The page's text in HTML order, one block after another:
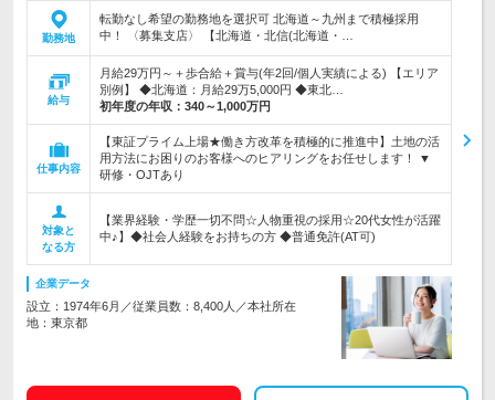
勤務地
転勤なし希望の勤務地を選択可 北海道～九州まで積極採用
中！ 〈募集支店〉 【北海道・北信(北海道・…
給与
月給29万円～＋歩合給＋賞与(年2回/個人実績による) 【エリア
別例】 ◆北海道：月給29万5,000円 ◆東北…
初年度の年収： 340～1,000万円
仕事内容
【東証プライム上場★働き方改革を積極的に推進中】土地の活
用方法にお困りのお客様へのヒアリングをお任せします！ ▼
研修・OJTあり
対象と
なる方
【業界経験・学歴一切不問☆人物重視の採用☆20代女性が活躍
中♪】◆社会人経験をお持ちの方 ◆普通免許(AT可)
企業データ
設立：1974年6月／従業員数：8,400人／本社所在
地：東京都